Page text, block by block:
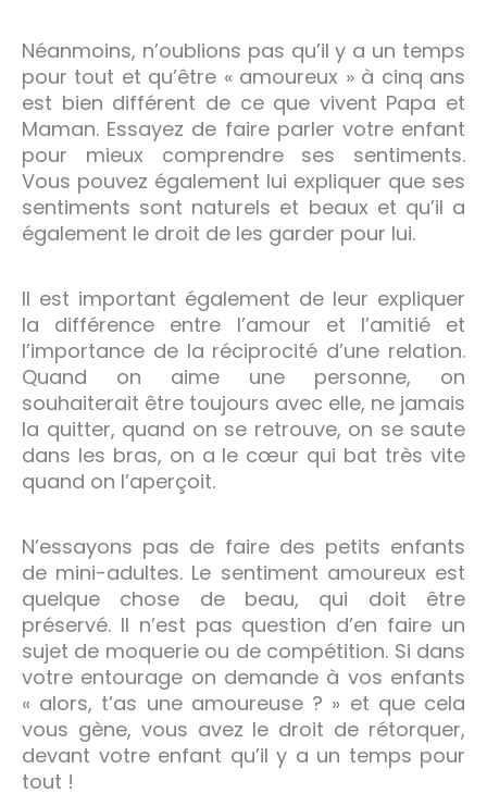
Néanmoins, n’oublions pas qu’il y a un temps
pour tout et qu’être « amoureux » à cinq ans
est bien différent de ce que vivent Papa et
Maman. Essayez de faire parler votre enfant
pour mieux comprendre ses sentiments.
Vous pouvez également lui expliquer que ses
sentiments sont naturels et beaux et qu’il a
également le droit de les garder pour lui.
Il est important également de leur expliquer
la différence entre l’amour et l’amitié et
l’importance de la réciprocité d’une relation.
Quand on aime une personne, on
souhaiterait être toujours avec elle, ne jamais
la quitter, quand on se retrouve, on se saute
dans les bras, on a le cœur qui bat très vite
quand on l’aperçoit.
N’essayons pas de faire des petits enfants
de mini-adultes. Le sentiment amoureux est
quelque chose de beau, qui doit être
préservé. Il n’est pas question d’en faire un
sujet de moquerie ou de compétition. Si dans
votre entourage on demande à vos enfants
« alors, t’as une amoureuse ? » et que cela
vous gène, vous avez le droit de rétorquer,
devant votre enfant qu’il y a un temps pour
tout !